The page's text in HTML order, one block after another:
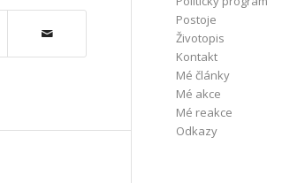
Postoje
Životopis
Kontakt
Mé články
Mé akce
Mé reakce
Odkazy